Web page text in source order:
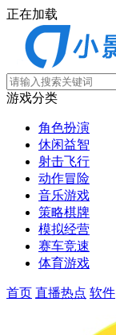
正在加载
游戏分类
角色扮演
休闲益智
射击飞行
动作冒险
音乐游戏
策略棋牌
模拟经营
赛车竞速
体育游戏
首页 直播热点 软件